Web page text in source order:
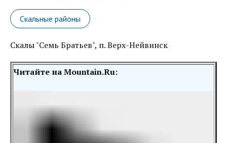
Скальные районы
Скалы "Семь Братьев", п. Верх-Нейвинск
Читайте на Mountain.Ru: